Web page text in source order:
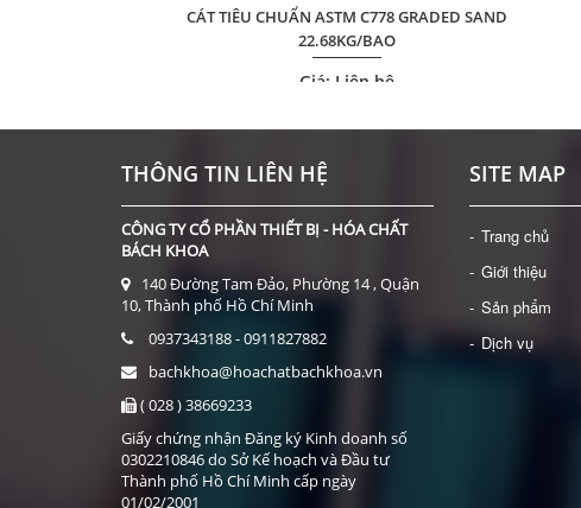
CÁT TIÊU CHUẨN ASTM C778 GRADED SAND
22.68KG/BAO
Giá: Liên hệ
THÔNG TIN LIÊN HỆ
CÔNG TY CỔ PHẦN THIẾT BỊ - HÓA CHẤT
BÁCH KHOA
140 Đường Tam Đảo, Phường 14 , Quận
10, Thành phố Hồ Chí Minh
0937343188 - 0911827882
bachkhoa@hoachatbachkhoa.vn
( 028 ) 38669233
Giấy chứng nhận Đăng ký Kinh doanh số
0302210846 do Sở Kế hoạch và Đầu tư
Thành phố Hồ Chí Minh cấp ngày
01/02/2001
SITE MAP
Trang chủ
Giới thiệu
Sản phẩm
Dịch vụ